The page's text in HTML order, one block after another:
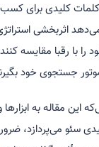
کلمات کلیدی برای
می‌دهد اثربخشی
را با رقبا مقایسه
جستجوی خود
این مقاله به
سئو می‌پردازد،